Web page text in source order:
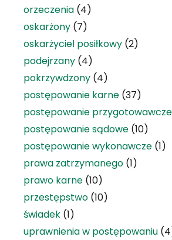
orzeczenia (4)
oskarżony (7)
oskarżyciel posiłkowy (2)
podejrzany (4)
pokrzywdzony (4)
postępowanie karne (37)
postępowanie przygotowawcze
postępowanie sądowe (10)
postępowanie wykonawcze (1)
prawa zatrzymanego (1)
prawo karne (10)
przestępstwo (10)
świadek (1)
uprawnienia w postępowaniu